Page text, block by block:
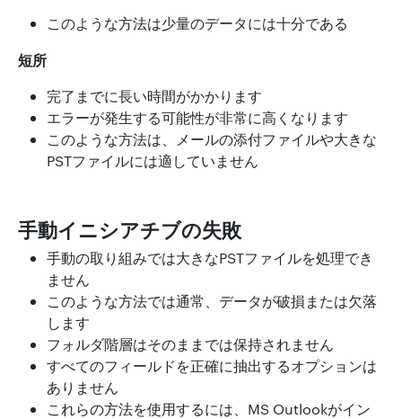
このような方法は少量のデータには十分である
短所
完了までに長い時間がかかります
エラーが発生する可能性が非常に高くなります
このような方法は、メールの添付ファイルや大きな
PSTファイルには適していません
手動イニシアチブの失敗
手動の取り組みでは大きなPSTファイルを処理でき
ません
このような方法では通常、データが破損または欠落
します
フォルダ階層はそのままでは保持されません
すべてのフィールドを正確に抽出するオプションは
ありません
これらの方法を使用するには、MS Outlookがイン